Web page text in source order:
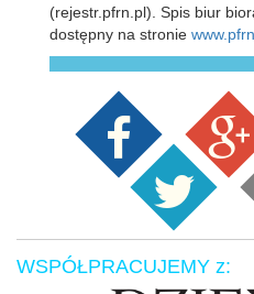
(rejestr.pfrn.pl). Spis biur
dostępny na stronie
WSPÓŁPRACUJEMY z: